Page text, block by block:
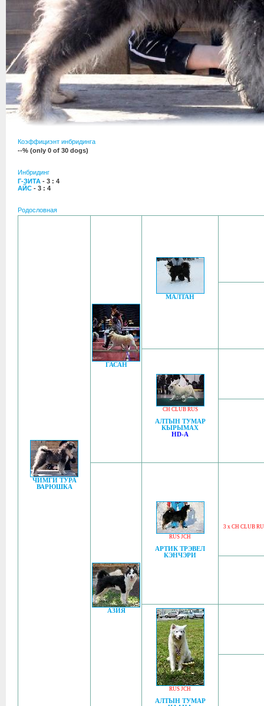
Коэффициэнт инбридинга
--% (only 0 of 30 dogs)
Инбридинг
Г-ЗИТА - 3 : 4
АЙС - 3 : 4
Родословная
ЧИМГИ ТУРА
ВАРЮШКА
ГАСАН
МАЛТАН
CH CLUB RUS
АЛТЫН ТУМАР
КЫРЫМАХ
HD-A
АЗИЯ
RUS JCH
АРТИК ТРЭВЕЛ
КЭНЧЭРИ
3 x CH CLUB
RUS JCH
АЛТЫН ТУМАР